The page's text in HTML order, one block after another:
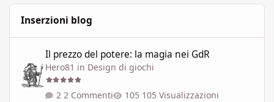
Inserzioni blog
Il prezzo del potere: la magia nei GdR
Hero81 in Design di giochi
2 Commenti 105 Visualizzazioni